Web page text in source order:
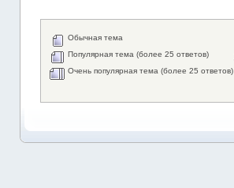
Обычная тема
Популярная тема (более 25 ответов)
Очень популярная тема (более 25 ответов)